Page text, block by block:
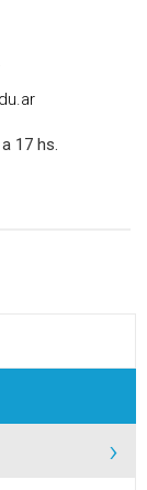
17 hs.